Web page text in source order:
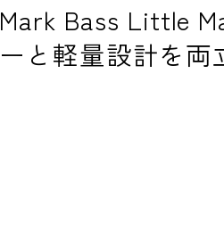
Mark Bass Little
ーと軽量設計を